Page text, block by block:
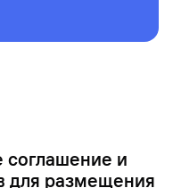
соглашение и
для размещения